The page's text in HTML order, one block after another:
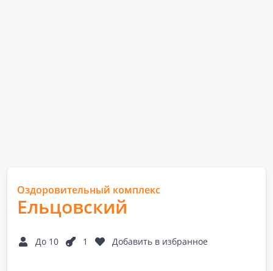
Оздоровительный комплекс
Ельцовский
До 10 1 Добавить в избранное